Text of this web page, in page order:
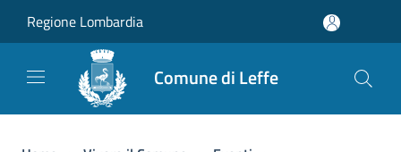
Regione Lombardia
Comune di Leffe